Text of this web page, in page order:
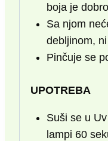
boja je
Sa njom
debljinom,
Pinčuje se
UPOTREBA
Suši se u
lampi 60